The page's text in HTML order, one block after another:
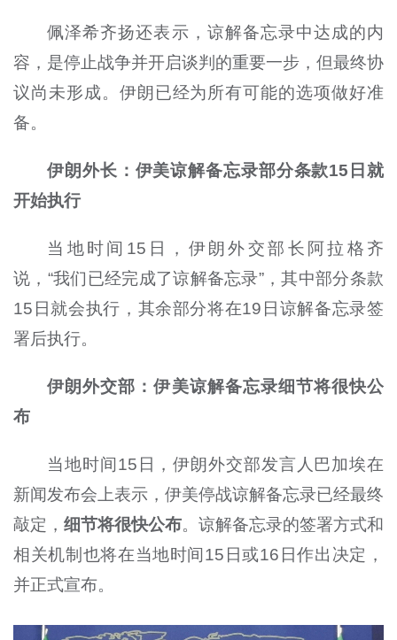
佩泽希齐扬还表示，谅解备忘录中达成的内
容，是停止战争并开启谈判的重要一步，但最终协
议尚未形成。伊朗已经为所有可能的选项做好准
备。
伊朗外长：伊美谅解备忘录部分条款15日就
开始执行
当地时间15日，伊朗外交部长阿拉格齐
说，“我们已经完成了谅解备忘录”，其中部分条款
15日就会执行，其余部分将在19日谅解备忘录签
署后执行。
伊朗外交部：伊美谅解备忘录细节将很快公
布
当地时间15日，伊朗外交部发言人巴加埃在
新闻发布会上表示，伊美停战谅解备忘录已经最终
敲定， 细节将很快公布。谅解备忘录的签署方式和
相关机制也将在当地时间15日或16日作出决定，
并正式宣布。